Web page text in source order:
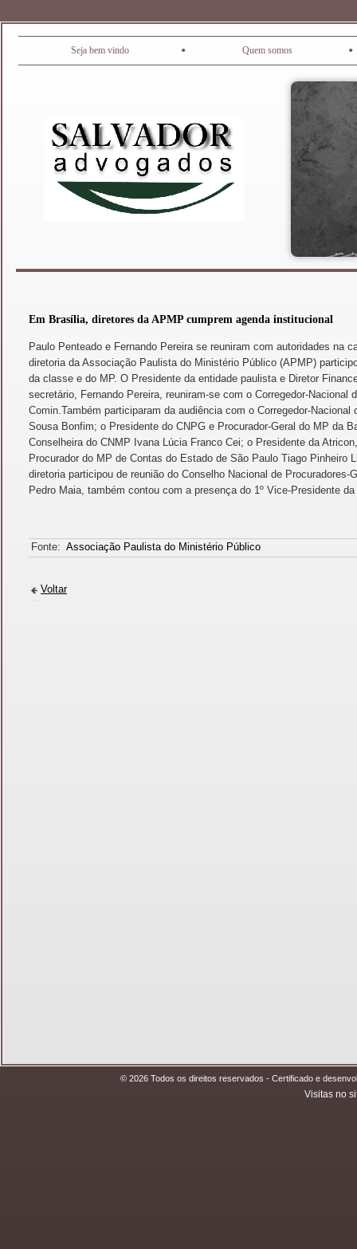
Seja bem vindo • Quem somos •
Em Brasília, diretores da APMP cumprem agenda institucional
Paulo Penteado e Fernando Pereira se reuniram com autoridades na
diretoria da Associação Paulista do Ministério Público (APMP)
da classe e do MP. O Presidente da entidade paulista e Diretor
secretário, Fernando Pereira, reuniram-se com o Corregedor-Nacional
Comin.Também participaram da audiência com o Corregedor-
Sousa Bonfim; o Presidente do CNPG e Procurador-Geral do MP da
Conselheira do CNMP Ivana Lúcia Franco Cei; o Presidente da
Procurador do MP de Contas do Estado de São Paulo Tiago Pinheiro
diretoria participou de reunião do Conselho Nacional de Procuradores-
Pedro Maia, também contou com a presença do 1º Vice-Presidente
Fonte: Associação Paulista do Ministério Público
Voltar
© 2026 Todos os direitos reservados - Certificado e
Visitas no